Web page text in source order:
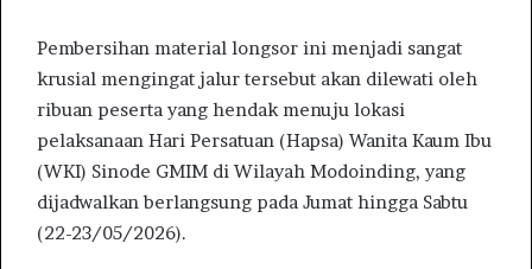
Pembersihan material longsor ini menjadi sangat
krusial mengingat jalur tersebut akan dilewati oleh
ribuan peserta yang hendak menuju lokasi
pelaksanaan Hari Persatuan (Hapsa) Wanita Kaum Ibu
(WKI) Sinode GMIM di Wilayah Modoinding, yang
dijadwalkan berlangsung pada Jumat hingga Sabtu
(22-23/05/2026).